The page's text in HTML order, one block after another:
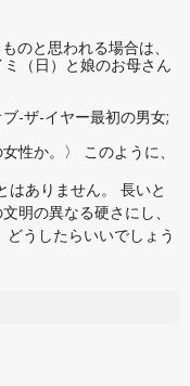
のと思われる場合は、
（日）と娘のお母さん
-ザ-イヤー最初の男女;
性か。〉 このように、
はありません。 長いと
明の異なる硬さにし、
うしたらいいでしょう